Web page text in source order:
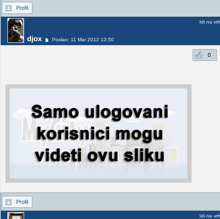
Profil
djox Poslao: 11 Mar 2012 13:50
Idi na vrh
0
Profil
Idi na vrh